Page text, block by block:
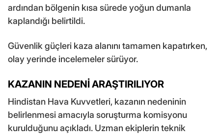
ardından bölgenin kısa sürede yoğun dumanla
kaplandığı belirtildi.
Güvenlik güçleri kaza alanını tamamen kapatırken,
olay yerinde incelemeler sürüyor.
KAZANIN NEDENİ ARAŞTIRILIYOR
Hindistan Hava Kuvvetleri, kazanın nedeninin
belirlenmesi amacıyla soruşturma komisyonu
kurulduğunu açıkladı. Uzman ekiplerin teknik